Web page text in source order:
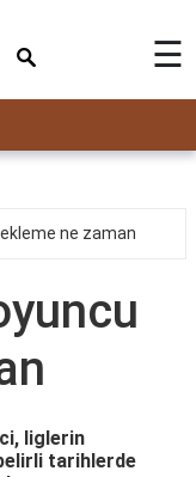
☰
ne zaman
liglerin
tarihlerde